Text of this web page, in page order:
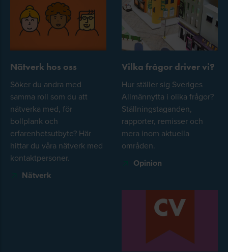
Nätverk hos oss
Söker du andra med
samma roll som du att
nätverka med, för
bollplank och
erfarenhetsutbyte? Här
hittar du våra nätverk med
kontaktpersoner.
Nätverk
Vilka frågor driver vi?
Hur ställer sig Sveriges
Allmännytta i olika frågor?
Ställningstaganden,
rapporter, remisser och
mera inom aktuella
områden.
Opinion